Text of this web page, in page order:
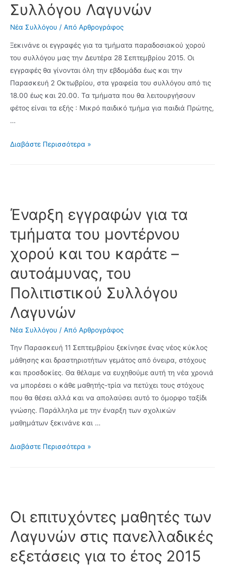
Συλλόγου Λαγυνών
Νέα Συλλόγου / Από Αρθρογράφος
Ξεκινάνε οι εγγραφές για τα τμήματα παραδοσιακού χορού
του συλλόγου μας την Δευτέρα 28 Σεπτεμβρίου 2015. Οι
εγγραφές θα γίνονται όλη την εβδομάδα έως και την
Παρασκευή 2 Οκτωβρίου, στα γραφεία του συλλόγου από τις
18.00 έως και 20.00. Τα τμήματα που θα λειτουργήσουν
φέτος είναι τα εξής : Μικρό παιδικό τμήμα για παιδιά Πρώτης,
…
Έναρξη
παραδοσιακού
χορού
του
Πολιτιστικού
Συλλόγου
Λαγυνών
Διαβάστε Περισσότερα »
Έναρξη εγγραφών για τα
τμήματα του μοντέρνου
χορού και του καράτε –
αυτοάμυνας, του
Πολιτιστικού Συλλόγου
Λαγυνών
Νέα Συλλόγου / Από Αρθρογράφος
Την Παρασκευή 11 Σεπτεμβρίου ξεκίνησε ένας νέος κύκλος
μάθησης και δραστηριοτήτων γεμάτος από όνειρα, στόχους
και προσδοκίες. Θα θέλαμε να ευχηθούμε αυτή τη νέα χρονιά
να μπορέσει ο κάθε μαθητής-τρία να πετύχει τους στόχους
που θα θέσει αλλά και να απολαύσει αυτό το όμορφο ταξίδι
γνώσης. Παράλληλα με την έναρξη των σχολικών
μαθημάτων ξεκινάνε και …
Έναρξη
μοντέρνου
χορού
του
Διαβάστε Περισσότερα »
Οι επιτυχόντες μαθητές των
Λαγυνών στις πανελλαδικές
εξετάσεις για το έτος 2015